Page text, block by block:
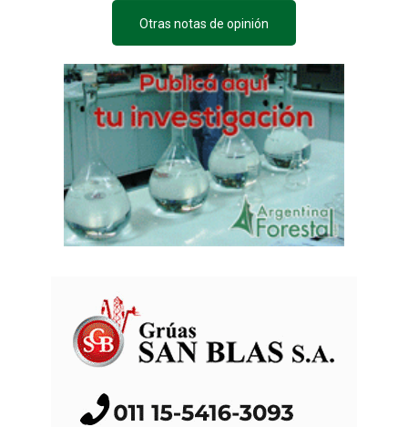
Otras notas de opinión